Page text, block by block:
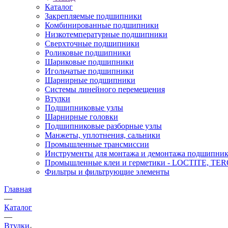
Каталог
Закрепляемые подшипники
Комбинированные подшипники
Низкотемпературные подшипники
Сверхточные подшипники
Роликовые подшипники
Шариковые подшипники
Игольчатые подшипники
Шарнирные подшипники
Системы линейного перемещения
Втулки
Подшипниковые узлы
Шарнирные головки
Подшипниковые разборные узлы
Манжеты, уплотнения, сальники
Промышленные трансмиссии
Инструменты для монтажа и демонтажа
Промышленные клеи и герметики - LOCTITE,
Фильтры и фильтрующие элементы
Главная
—
Каталог
—
Втулки